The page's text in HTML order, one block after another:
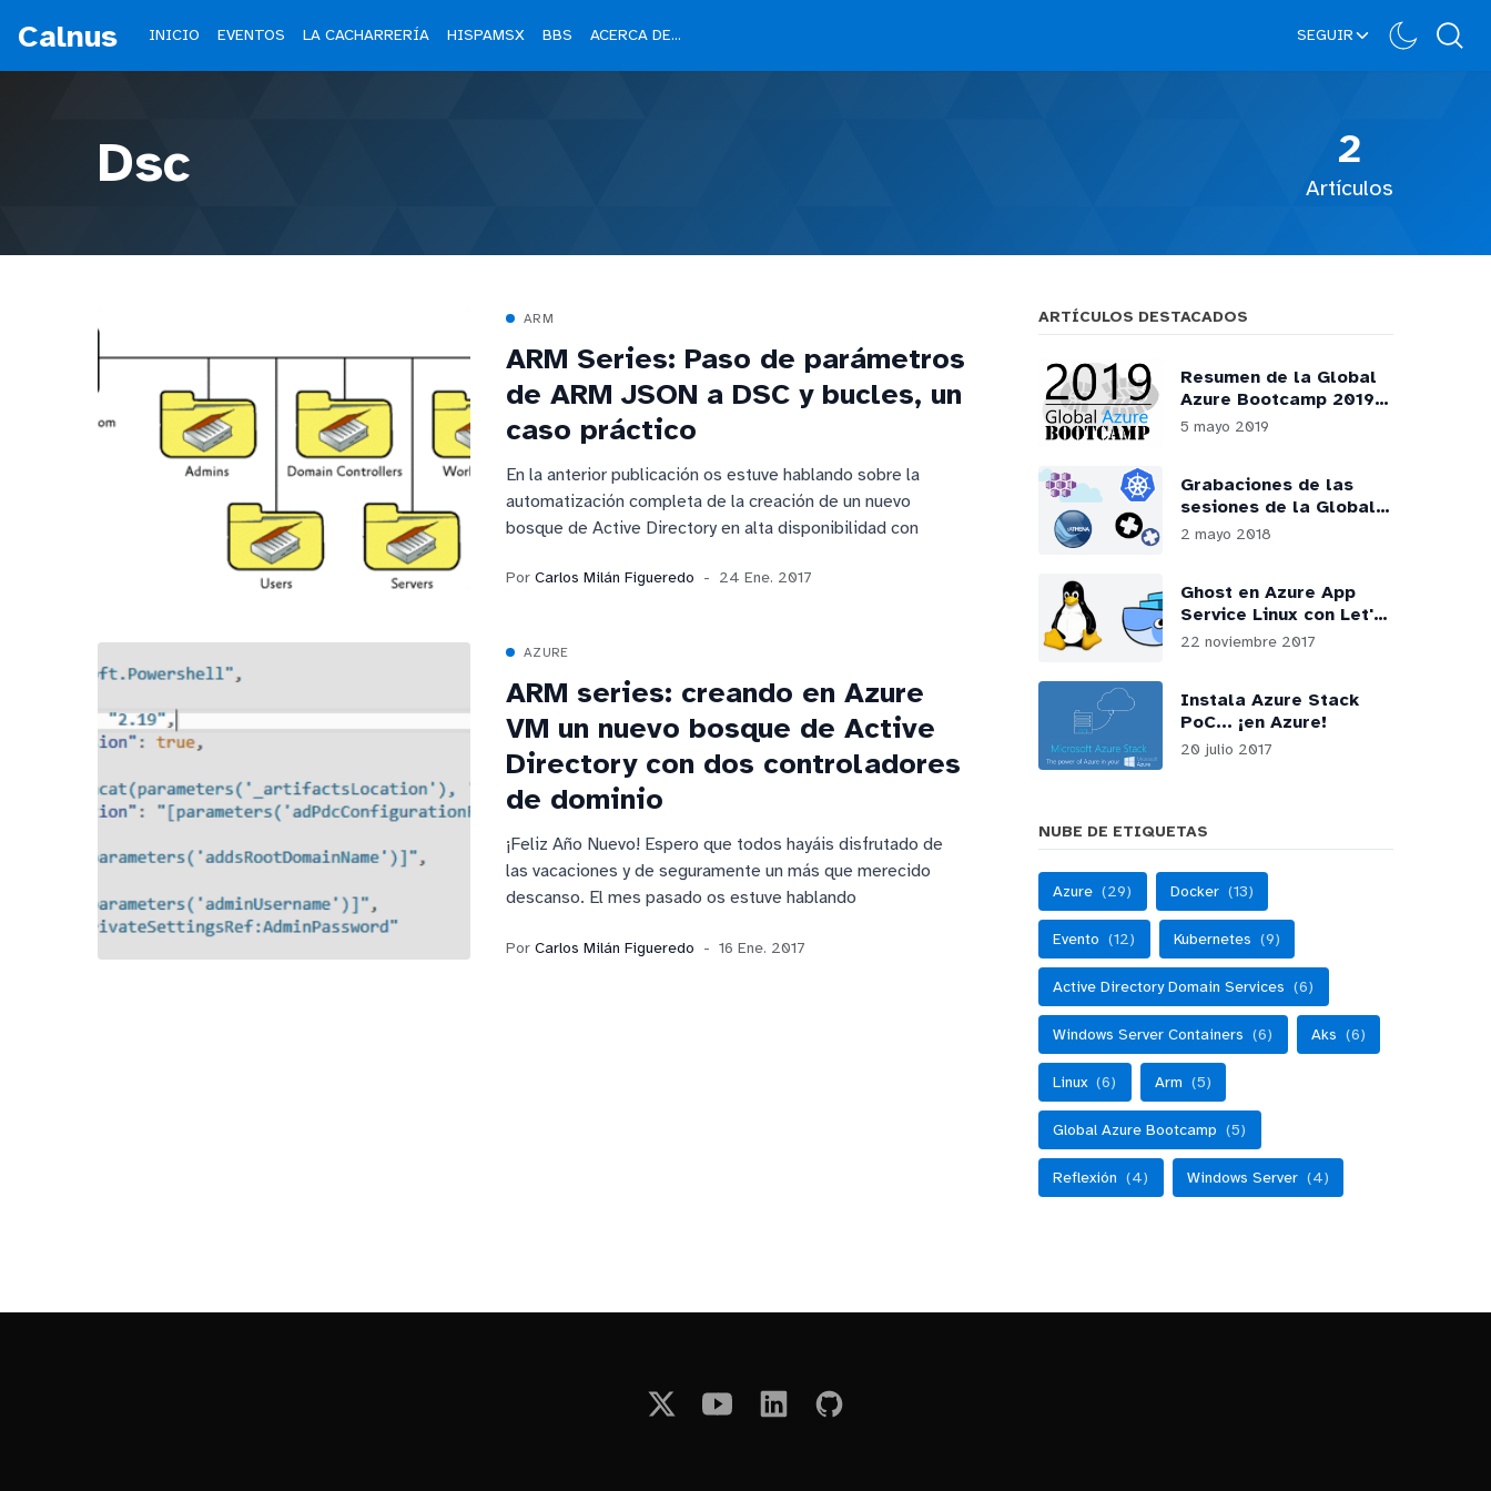
Calnus INICIO EVENTOS LA CACHARRERÍA HISPAMSX BBS ACERCA DE... SEGUIR
Dsc 2
Artículos
ARM
ARM Series: Paso de parámetros
de ARM JSON a DSC y bucles, un
caso práctico
En la anterior publicación os estuve hablando sobre la
automatización completa de la creación de un nuevo
bosque de Active Directory en alta disponibilidad con
Por Carlos Milán Figueredo 24 Ene. 2017
AZURE
ARM series: creando en Azure
VM un nuevo bosque de Active
Directory con dos controladores
de dominio
¡Feliz Año Nuevo! Espero que todos hayáis disfrutado de
las vacaciones y de seguramente un más que merecido
descanso. El mes pasado os estuve hablando
Por Carlos Milán Figueredo 16 Ene. 2017
ARTÍCULOS DESTACADOS
Resumen de la Global
Azure Bootcamp 2019 -
Madrid
5 mayo 2019
Grabaciones de las
sesiones de la Global
Azure Bootcamp 2018 -
2 mayo 2018
Ghost en Azure App
Service Linux con Let's
Encrypt
22 noviembre 2017
Instala Azure Stack
PoC... ¡en Azure!
20 julio 2017
NUBE DE ETIQUETAS
Azure (29) Docker (13)
Evento (12) Kubernetes (9)
Active Directory Domain Services (6)
Windows Server Containers (6) Aks (6)
Linux (6) Arm (5)
Global Azure Bootcamp (5)
Reflexión (4) Windows Server (4)